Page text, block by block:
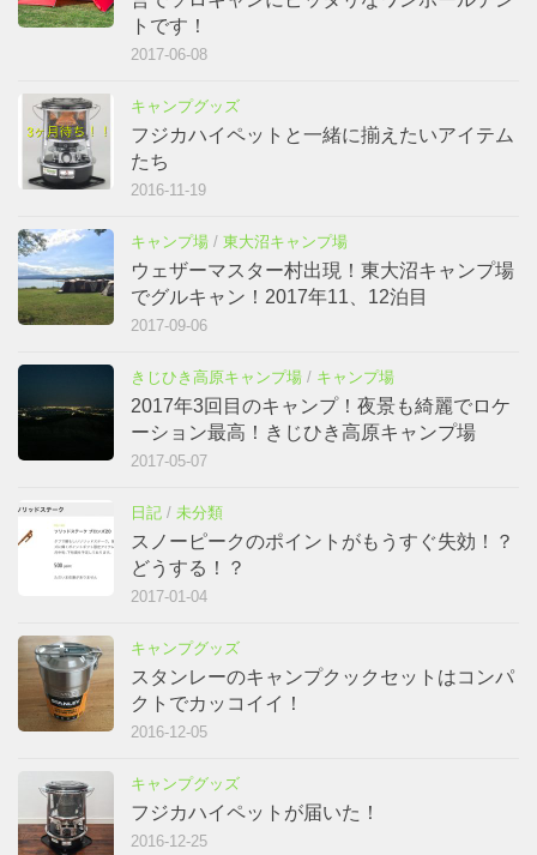
トです！
2017-06-08
キャンプグッズ
フジカハイペットと一緒に揃えたいアイテム
たち
2016-11-19
キャンプ場 / 東大沼キャンプ場
ウェザーマスター村出現！東大沼キャンプ場
でグルキャン！2017年11、12泊目
2017-09-06
きじひき高原キャンプ場 / キャンプ場
2017年3回目のキャンプ！夜景も綺麗でロケ
ーション最高！きじひき高原キャンプ場
2017-05-07
日記 / 未分類
スノーピークのポイントがもうすぐ失効！？
どうする！？
2017-01-04
キャンプグッズ
スタンレーのキャンプクックセットはコンパ
クトでカッコイイ！
2016-12-05
キャンプグッズ
フジカハイペットが届いた！
2016-12-25